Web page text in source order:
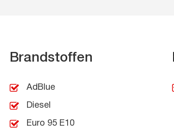
Brandstoffen
AdBlue
Diesel
Euro 95 E10